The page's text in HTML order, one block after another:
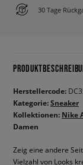
30 Tage
Herstellercode:
Kategorie:Sneaker
Kollektionen: Nike
Damen
Zeig eine andere
Vielzahl von Looks